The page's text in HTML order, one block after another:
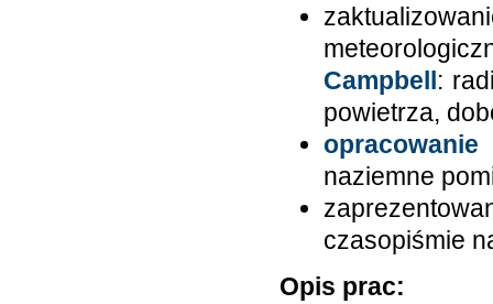
Campbell:
powietrza,
naziemne
czasopiśmie
Opis prac: